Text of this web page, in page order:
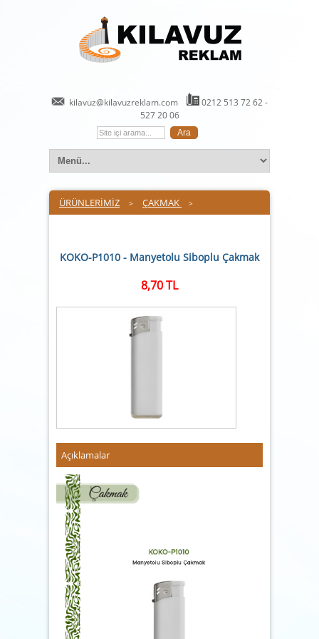
kilavuz@kilavuzreklam.com
0212 513 72 62 -
527 20 06
ÜRÜNLERİMİZ > ÇAKMAK >
KOKO-P1010 - Manyetolu Siboplu Çakmak
8,70 TL
Açıklamalar